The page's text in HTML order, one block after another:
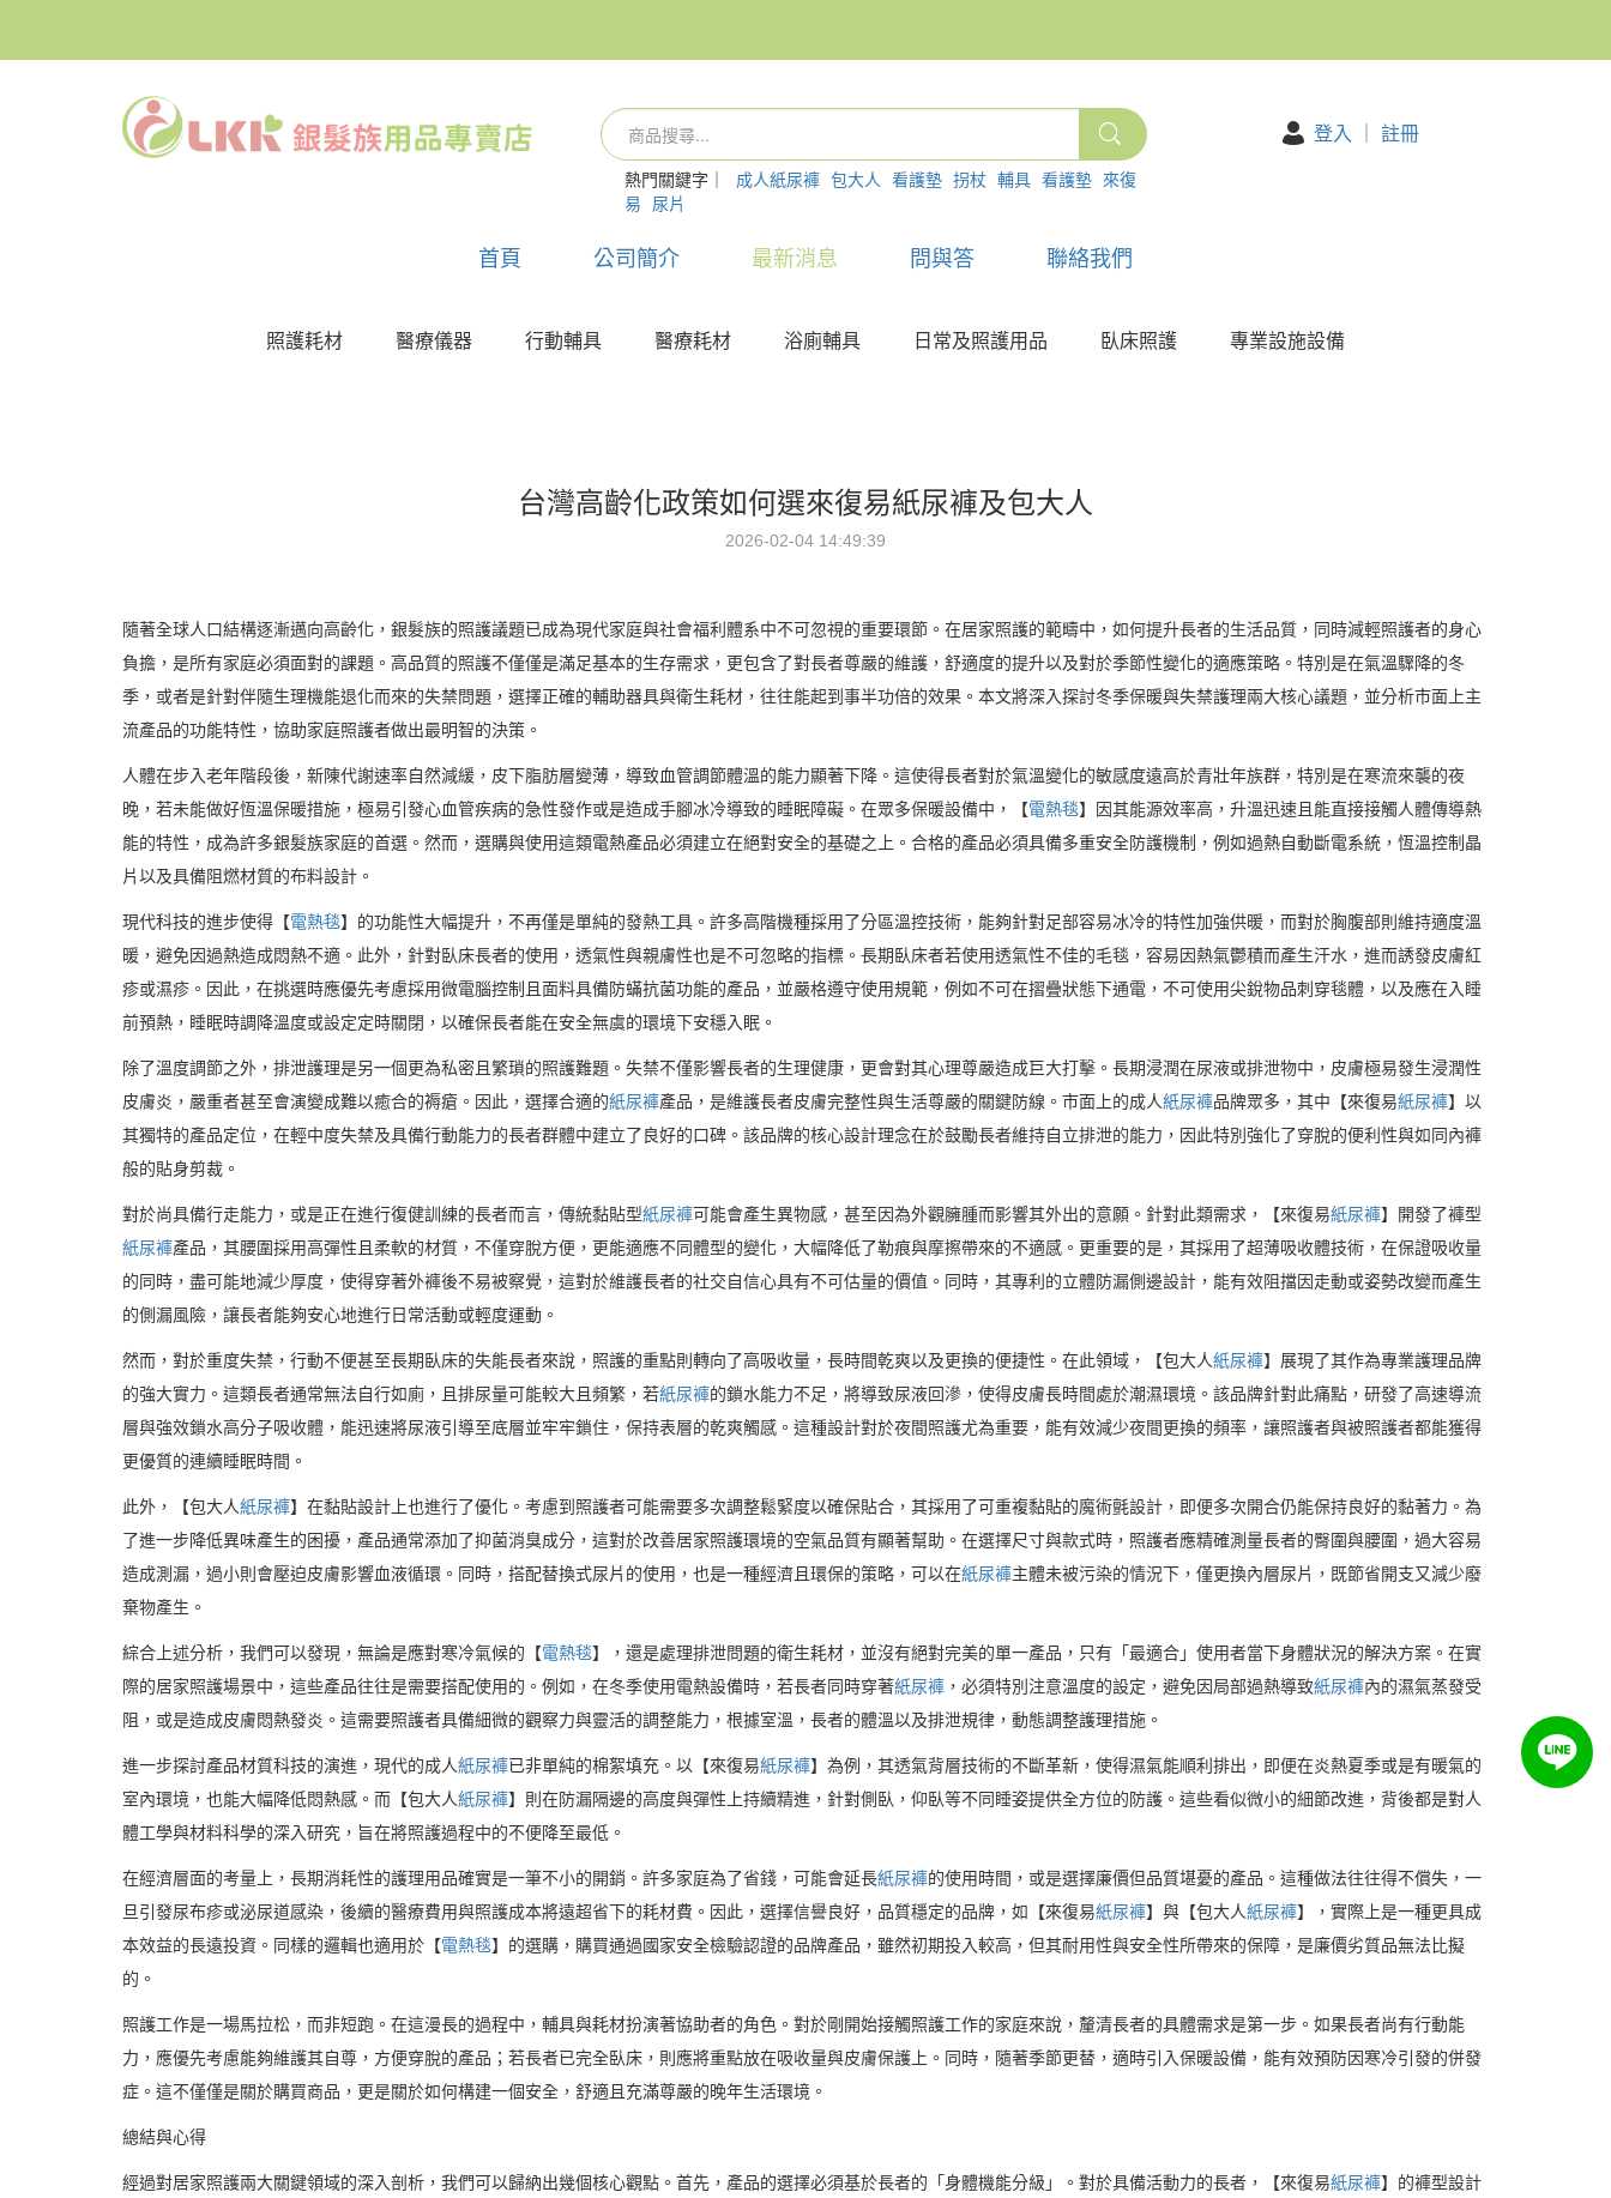
熱門關鍵字｜ 成人紙尿褲 包大人 看護墊 拐杖 輔具 看護墊 來復
易 尿片
登入 ｜ 註冊
首頁 公司簡介 最新消息 問與答 聯絡我們
照護耗材 醫療儀器 行動輔具 醫療耗材 浴廁輔具 日常及照護用品 臥床照護 專業設施設備
台灣高齡化政策如何選來復易紙尿褲及包大人
2026-02-04 14:49:39
隨著全球人口結構逐漸邁向高齡化，銀髮族的照護議題已成為現代家庭與社會福利體系中不可忽視的重要環節。在居家照護的範疇中，如何提升長者的生活品質，同時減輕照護者的身心
負擔，是所有家庭必須面對的課題。高品質的照護不僅僅是滿足基本的生存需求，更包含了對長者尊嚴的維護，舒適度的提升以及對於季節性變化的適應策略。特別是在氣溫驟降的冬
季，或者是針對伴隨生理機能退化而來的失禁問題，選擇正確的輔助器具與衛生耗材，往往能起到事半功倍的效果。本文將深入探討冬季保暖與失禁護理兩大核心議題，並分析市面上主
流產品的功能特性，協助家庭照護者做出最明智的決策。
人體在步入老年階段後，新陳代謝速率自然減緩，皮下脂肪層變薄，導致血管調節體溫的能力顯著下降。這使得長者對於氣溫變化的敏感度遠高於青壯年族群，特別是在寒流來襲的夜
晚，若未能做好恆溫保暖措施，極易引發心血管疾病的急性發作或是造成手腳冰冷導致的睡眠障礙。在眾多保暖設備中，【電熱毯】因其能源效率高，升溫迅速且能直接接觸人體傳導熱
能的特性，成為許多銀髮族家庭的首選。然而，選購與使用這類電熱產品必須建立在絕對安全的基礎之上。合格的產品必須具備多重安全防護機制，例如過熱自動斷電系統，恆溫控制晶
片以及具備阻燃材質的布料設計。
現代科技的進步使得【電熱毯】的功能性大幅提升，不再僅是單純的發熱工具。許多高階機種採用了分區溫控技術，能夠針對足部容易冰冷的特性加強供暖，而對於胸腹部則維持適度溫
暖，避免因過熱造成悶熱不適。此外，針對臥床長者的使用，透氣性與親膚性也是不可忽略的指標。長期臥床者若使用透氣性不佳的毛毯，容易因熱氣鬱積而產生汗水，進而誘發皮膚紅
疹或濕疹。因此，在挑選時應優先考慮採用微電腦控制且面料具備防蟎抗菌功能的產品，並嚴格遵守使用規範，例如不可在摺疊狀態下通電，不可使用尖銳物品刺穿毯體，以及應在入睡
前預熱，睡眠時調降溫度或設定定時關閉，以確保長者能在安全無虞的環境下安穩入眠。
除了溫度調節之外，排泄護理是另一個更為私密且繁瑣的照護難題。失禁不僅影響長者的生理健康，更會對其心理尊嚴造成巨大打擊。長期浸潤在尿液或排泄物中，皮膚極易發生浸潤性
皮膚炎，嚴重者甚至會演變成難以癒合的褥瘡。因此，選擇合適的紙尿褲產品，是維護長者皮膚完整性與生活尊嚴的關鍵防線。市面上的成人紙尿褲品牌眾多，其中【來復易紙尿褲】以
其獨特的產品定位，在輕中度失禁及具備行動能力的長者群體中建立了良好的口碑。該品牌的核心設計理念在於鼓勵長者維持自立排泄的能力，因此特別強化了穿脫的便利性與如同內褲
般的貼身剪裁。
對於尚具備行走能力，或是正在進行復健訓練的長者而言，傳統黏貼型紙尿褲可能會產生異物感，甚至因為外觀臃腫而影響其外出的意願。針對此類需求，【來復易紙尿褲】開發了褲型
紙尿褲產品，其腰圍採用高彈性且柔軟的材質，不僅穿脫方便，更能適應不同體型的變化，大幅降低了勒痕與摩擦帶來的不適感。更重要的是，其採用了超薄吸收體技術，在保證吸收量
的同時，盡可能地減少厚度，使得穿著外褲後不易被察覺，這對於維護長者的社交自信心具有不可估量的價值。同時，其專利的立體防漏側邊設計，能有效阻擋因走動或姿勢改變而產生
的側漏風險，讓長者能夠安心地進行日常活動或輕度運動。
然而，對於重度失禁，行動不便甚至長期臥床的失能長者來說，照護的重點則轉向了高吸收量，長時間乾爽以及更換的便捷性。在此領域，【包大人紙尿褲】展現了其作為專業護理品牌
的強大實力。這類長者通常無法自行如廁，且排尿量可能較大且頻繁，若紙尿褲的鎖水能力不足，將導致尿液回滲，使得皮膚長時間處於潮濕環境。該品牌針對此痛點，研發了高速導流
層與強效鎖水高分子吸收體，能迅速將尿液引導至底層並牢牢鎖住，保持表層的乾爽觸感。這種設計對於夜間照護尤為重要，能有效減少夜間更換的頻率，讓照護者與被照護者都能獲得
更優質的連續睡眠時間。
此外，【包大人紙尿褲】在黏貼設計上也進行了優化。考慮到照護者可能需要多次調整鬆緊度以確保貼合，其採用了可重複黏貼的魔術氈設計，即便多次開合仍能保持良好的黏著力。為
了進一步降低異味產生的困擾，產品通常添加了抑菌消臭成分，這對於改善居家照護環境的空氣品質有顯著幫助。在選擇尺寸與款式時，照護者應精確測量長者的臀圍與腰圍，過大容易
造成測漏，過小則會壓迫皮膚影響血液循環。同時，搭配替換式尿片的使用，也是一種經濟且環保的策略，可以在紙尿褲主體未被污染的情況下，僅更換內層尿片，既節省開支又減少廢
棄物產生。
綜合上述分析，我們可以發現，無論是應對寒冷氣候的【電熱毯】，還是處理排泄問題的衛生耗材，並沒有絕對完美的單一產品，只有「最適合」使用者當下身體狀況的解決方案。在實
際的居家照護場景中，這些產品往往是需要搭配使用的。例如，在冬季使用電熱設備時，若長者同時穿著紙尿褲 ，必須特別注意溫度的設定，避免因局部過熱導致紙尿褲內的濕氣蒸發受
阻，或是造成皮膚悶熱發炎。這需要照護者具備細微的觀察力與靈活的調整能力，根據室溫，長者的體溫以及排泄規律，動態調整護理措施。
進一步探討產品材質科技的演進，現代的成人紙尿褲已非單純的棉絮填充。以【來復易紙尿褲】為例，其透氣背層技術的不斷革新，使得濕氣能順利排出，即便在炎熱夏季或是有暖氣的
室內環境，也能大幅降低悶熱感。而【包大人紙尿褲】則在防漏隔邊的高度與彈性上持續精進，針對側臥，仰臥等不同睡姿提供全方位的防護。這些看似微小的細節改進，背後都是對人
體工學與材料科學的深入研究，旨在將照護過程中的不便降至最低。
在經濟層面的考量上，長期消耗性的護理用品確實是一筆不小的開銷。許多家庭為了省錢，可能會延長紙尿褲的使用時間，或是選擇廉價但品質堪憂的產品。這種做法往往得不償失，一
旦引發尿布疹或泌尿道感染，後續的醫療費用與照護成本將遠超省下的耗材費。因此，選擇信譽良好，品質穩定的品牌，如【來復易紙尿褲】與【包大人紙尿褲】，實際上是一種更具成
本效益的長遠投資。同樣的邏輯也適用於【電熱毯】的選購，購買通過國家安全檢驗認證的品牌產品，雖然初期投入較高，但其耐用性與安全性所帶來的保障，是廉價劣質品無法比擬
的。
照護工作是一場馬拉松，而非短跑。在這漫長的過程中，輔具與耗材扮演著協助者的角色。對於剛開始接觸照護工作的家庭來說，釐清長者的具體需求是第一步。如果長者尚有行動能
力，應優先考慮能夠維護其自尊，方便穿脫的產品；若長者已完全臥床，則應將重點放在吸收量與皮膚保護上。同時，隨著季節更替，適時引入保暖設備，能有效預防因寒冷引發的併發
症。這不僅僅是關於購買商品，更是關於如何構建一個安全，舒適且充滿尊嚴的晚年生活環境。
總結與心得
經過對居家照護兩大關鍵領域的深入剖析，我們可以歸納出幾個核心觀點。首先，產品的選擇必須基於長者的「身體機能分級」。對於具備活動力的長者，【來復易紙尿褲】的褲型設計